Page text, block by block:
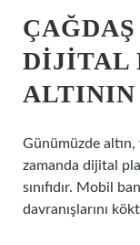
DIJITAL
ALTININ
Günümüzde altın,
zamanda dijital
sınıfıdır. Mobil
davranışlarını